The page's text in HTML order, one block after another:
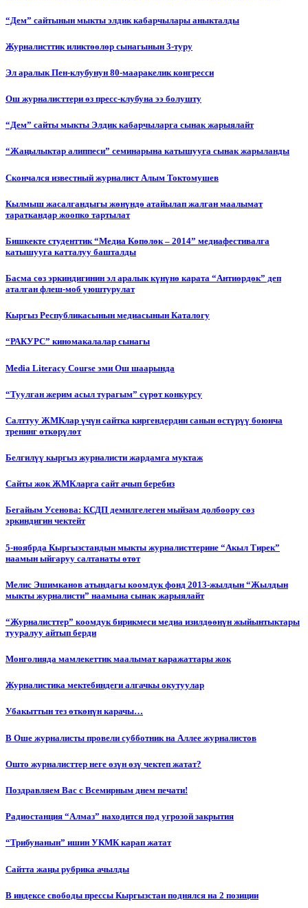
“Дем” сайтынын мыкты элдик кабарчылары аныкталды
Журналисттик иликтөөлөр сынагынын 3-туру
Эл аралык Пен-клубунун 80-мааракелик конгресси
Ош журналисттери өз пресс-клубуна ээ болушту
“Дем” сайты мыкты Элдик кабарчыларга сынак жарыялайт
“Жаңылыктар алиппеси” семинарына катышууга сынак жарыланды
Cкончался известный журналист Алым Токтомушев
Кылмыш жасалгандыгы жөнүндө атайылап жалган маалымат
тараткандар жоопко тартылат
Бишкекте студенттик “Медиа Көпөлөк – 2014” медиафестивалга
катышууга катталуу башталды
Басма сөз эркиндигинин эл аралык күнүнө карата “Антиөрдөк” деп
аталган флеш-моб уюштурулат
Кыргыз Республикасынын медиасынын Каталогу
“РАКУРС” киномакалалар сынагы
Media Literacy Сourse эми Ош шаарында
“Туулган жерим асыл турагым” сүрөт конкурсу
Салттуу ЖМКлар үчүн сайтка киргендердин санын өстүрүү боюнча
тренинг өткөрүлөт
Белгилүү кыргыз журналисти жардамга муктаж
Сайты жок ЖМКларга сайт ачып беребиз
Бегайым Усенова: КСДП демилгелеген мыйзам долбоору сөз
эркиндигин чектейт
5-ноябрда Кыргызстандын мыкты журналисттерине “Акыл Тирек”
наамын ыйгаруу салтанаты өтөт
Мелис Эшимканов атындагы коомдук фонд 2013-жылдын “Жылдын
мыкты журналисти” наамына сынак жарыялайт
“Журналисттер” коомдук бирикмеси медиа изилдөөнүн жыйынтыктары
тууралуу айтып берди
Монголияда мамлекеттик маалымат каражаттары жок
Журналистика мектебиндеги алгачкы окутуулар
Убакыттын тез өткөнүн карачы…
В Оше журналисты провели субботник на Аллее журналистов
Ошто журналисттер неге өзүн өзү чектеп жатат?
Поздравляем Вас с Всемирным днем печати!
Радиостанция “Алмаз” находится под угрозой закрытия
“Трибунанын” ишин УКМК карап жатат
Сайтта жаңы рубрика ачылды
В индексе свободы прессы Кыргызстан поднялся на 2 позиции